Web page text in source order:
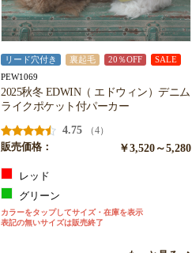
リード穴付き 裏起毛 20％OFF SALE
PEW1069
2025秋冬 EDWIN（ エドウィン）デニム
ライクポケット付パーカー
4.75
（4）
販売価格：
￥3,520～5,280
レッド
グリーン
カラーをタップしてサイズ・在庫を表示
表記の無いサイズは販売終了